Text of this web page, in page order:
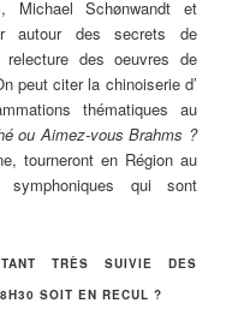
Michael Schønwandt et
autour des secrets de
des oeuvres de
peut citer la chinoiserie d’
thématiques au
ou Aimez-vous Brahms ?
tourneront en Région au
qui sont
TRÈS SUIVIE DES
SOIT EN RECUL ?